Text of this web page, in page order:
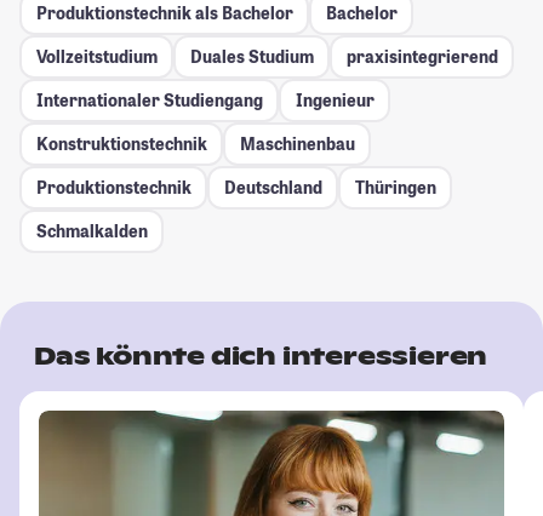
Produktionstechnik als Bachelor
Bachelor
Vollzeitstudium
Duales Studium
praxisintegrierend
Internationaler Studiengang
Ingenieur
Konstruktionstechnik
Maschinenbau
Produktionstechnik
Deutschland
Thüringen
Schmalkalden
Das könnte dich interessieren